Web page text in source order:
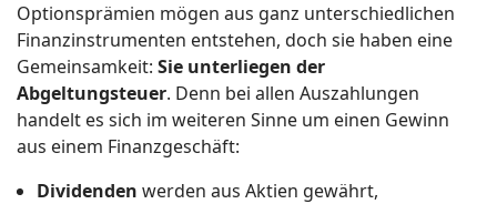
Optionsprämien mögen aus ganz unterschiedlichen
Finanzinstrumenten entstehen, doch sie haben eine
Gemeinsamkeit: Sie unterliegen der
Abgeltungsteuer. Denn bei allen Auszahlungen
handelt es sich im weiteren Sinne um einen Gewinn
aus einem Finanzgeschäft:
Dividenden werden aus Aktien gewährt,